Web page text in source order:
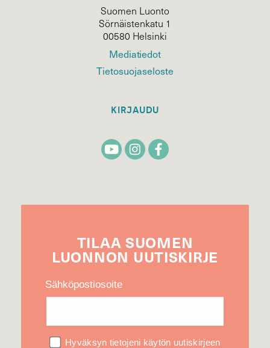
Suomen Luonto
Sörnäistenkatu 1
00580 Helsinki
Mediatiedot
Tietosuojaseloste
KIRJAUDU
TILAA SUOMEN
LUONNON UUTIS­KIRJE
Sähköpostiosoite
Hyväksyn tietojeni käytön uutiskirjeen